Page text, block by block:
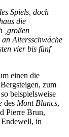
Spiels, doch
die
‚großen
Altersschwäche
vier bis fünf
einen die
zum
beispielsweise
des Mont Blancs,
Pierre Brun,
Endewell, in